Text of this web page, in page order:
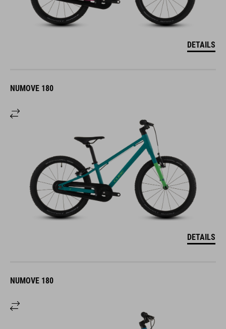
DETAILS
NUMOVE 180
DETAILS
NUMOVE 180